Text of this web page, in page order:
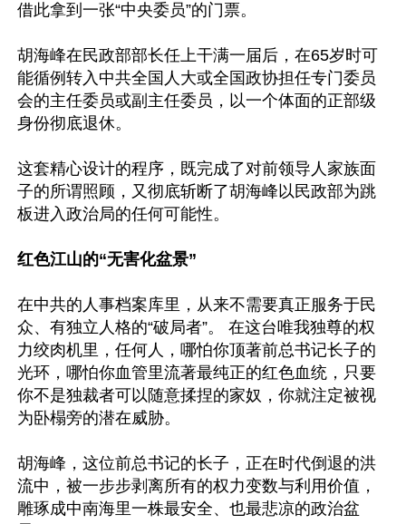
借此拿到一张“中央委员”的门票。
胡海峰在民政部部长任上干满一届后，在65岁时可
能循例转入中共全国人大或全国政协担任专门委员
会的主任委员或副主任委员，以一个体面的正部级
身份彻底退休。
这套精心设计的程序，既完成了对前领导人家族面
子的所谓照顾，又彻底斩断了胡海峰以民政部为跳
板进入政治局的任何可能性。
红色江山的“无害化盆景”
在中共的人事档案库里，从来不需要真正服务于民
众、有独立人格的“破局者”。 在这台唯我独尊的权
力绞肉机里，任何人，哪怕你顶著前总书记长子的
光环，哪怕你血管里流著最纯正的红色血统，只要
你不是独裁者可以随意揉捏的家奴，你就注定被视
为卧榻旁的潜在威胁。
胡海峰，这位前总书记的长子，正在时代倒退的洪
流中，被一步步剥离所有的权力变数与利用价值，
雕琢成中南海里一株最安全、也最悲凉的政治盆